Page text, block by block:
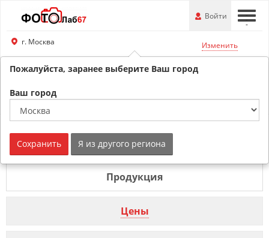
Перейти
основной
---
Войти
г. Москва Изменить
Обратный звонок
Фотооткрытка г. Москва
Продукция
Цены
Пожалуйста, заранее выберите Ваш город
Ваш город
Сохранить Я из другого региона